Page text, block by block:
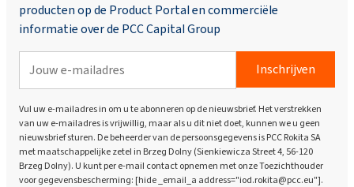
producten op de Product Portal en commerciële
informatie over de PCC Capital Group
Inschrijven
Vul uw e-mailadres in om u te abonneren op de nieuwsbrief. Het verstrekken
van uw e-mailadres is vrijwillig, maar als u dit niet doet, kunnen we u geen
nieuwsbrief sturen. De beheerder van de persoonsgegevens is PCC Rokita SA
met maatschappelijke zetel in Brzeg Dolny (Sienkiewicza Street 4, 56-120
Brzeg Dolny). U kunt per e-mail contact opnemen met onze Toezichthouder
voor gegevensbescherming: [hide _email_a address="iod.rokita@pcc.eu"].